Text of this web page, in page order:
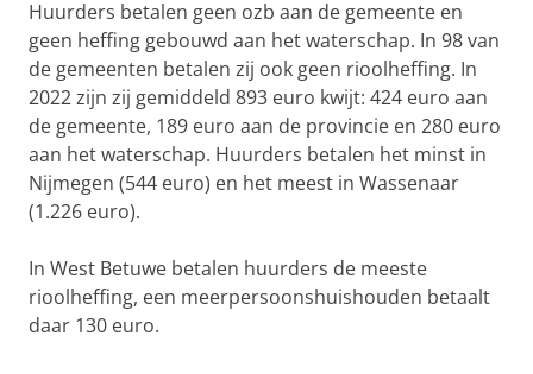
Huurders betalen geen ozb aan de gemeente en
geen heffing gebouwd aan het waterschap. In 98 van
de gemeenten betalen zij ook geen rioolheffing. In
2022 zijn zij gemiddeld 893 euro kwijt: 424 euro aan
de gemeente, 189 euro aan de provincie en 280 euro
aan het waterschap. Huurders betalen het minst in
Nijmegen (544 euro) en het meest in Wassenaar
(1.226 euro).
In West Betuwe betalen huurders de meeste
rioolheffing, een meerpersoonshuishouden betaalt
daar 130 euro.